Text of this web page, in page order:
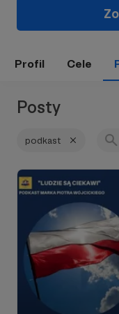
Profil Cele
Posty
podkast